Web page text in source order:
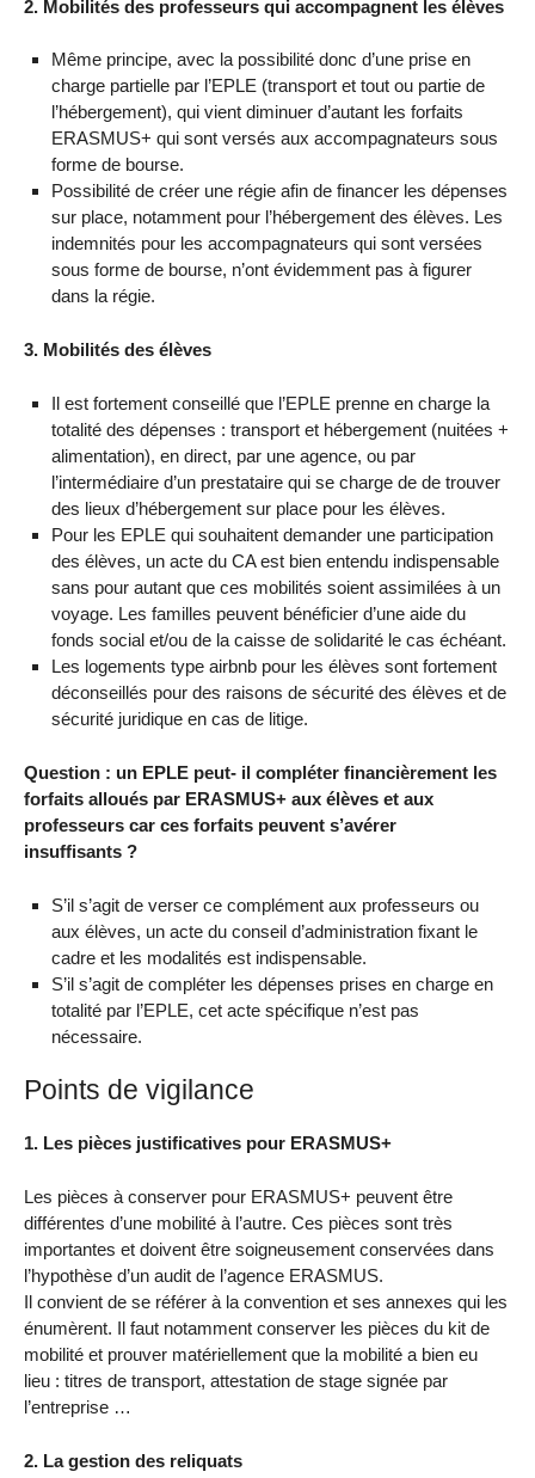
2. Mobilités des professeurs qui accompagnent les élèves
Même principe, avec la possibilité donc d’une prise en
charge partielle par l’EPLE (transport et tout ou partie de
l’hébergement), qui vient diminuer d’autant les forfaits
ERASMUS+ qui sont versés aux accompagnateurs sous
forme de bourse.
Possibilité de créer une régie afin de financer les dépenses
sur place, notamment pour l’hébergement des élèves. Les
indemnités pour les accompagnateurs qui sont versées
sous forme de bourse, n’ont évidemment pas à figurer
dans la régie.
3. Mobilités des élèves
Il est fortement conseillé que l’EPLE prenne en charge la
totalité des dépenses : transport et hébergement (nuitées +
alimentation), en direct, par une agence, ou par
l’intermédiaire d’un prestataire qui se charge de de trouver
des lieux d’hébergement sur place pour les élèves.
Pour les EPLE qui souhaitent demander une participation
des élèves, un acte du CA est bien entendu indispensable
sans pour autant que ces mobilités soient assimilées à un
voyage. Les familles peuvent bénéficier d’une aide du
fonds social et/ou de la caisse de solidarité le cas échéant.
Les logements type airbnb pour les élèves sont fortement
déconseillés pour des raisons de sécurité des élèves et de
sécurité juridique en cas de litige.
Question : un EPLE peut- il compléter financièrement les
forfaits alloués par ERASMUS+ aux élèves et aux
professeurs car ces forfaits peuvent s’avérer
insuffisants ?
S’il s’agit de verser ce complément aux professeurs ou
aux élèves, un acte du conseil d’administration fixant le
cadre et les modalités est indispensable.
S’il s’agit de compléter les dépenses prises en charge en
totalité par l’EPLE, cet acte spécifique n’est pas
nécessaire.
Points de vigilance
1. Les pièces justificatives pour ERASMUS+
Les pièces à conserver pour ERASMUS+ peuvent être
différentes d’une mobilité à l’autre. Ces pièces sont très
importantes et doivent être soigneusement conservées dans
l’hypothèse d’un audit de l’agence ERASMUS.
Il convient de se référer à la convention et ses annexes qui les
énumèrent. Il faut notamment conserver les pièces du kit de
mobilité et prouver matériellement que la mobilité a bien eu
lieu : titres de transport, attestation de stage signée par
l’entreprise …
2. La gestion des reliquats